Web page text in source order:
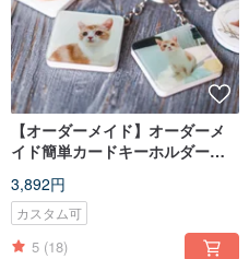
【オーダーメイド】オーダーメ
イド簡単カードキーホルダー、
ダー
3,892円
カスタム可
5 (18)